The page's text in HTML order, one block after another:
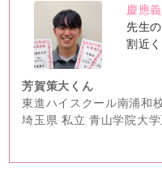
no
image
慶應
先生
割近く
芳賀策大くん
東進ハイスクール南浦和
埼玉県 私立 青山学院大